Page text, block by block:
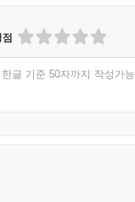
점
한글 기준 50자까지 작성가능